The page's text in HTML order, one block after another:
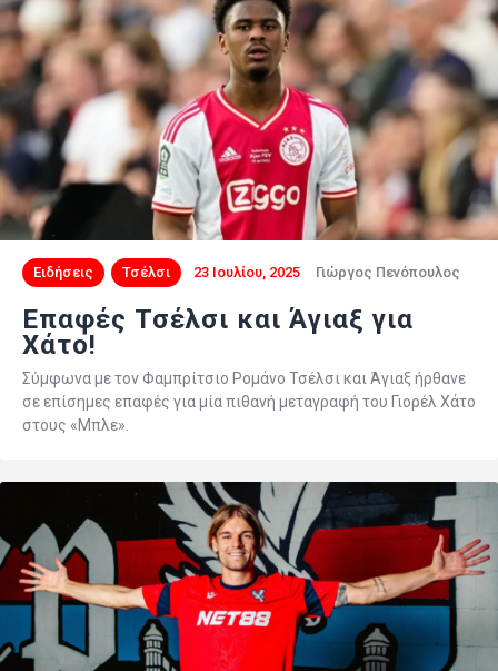
Ειδήσεις Τσέλσι 23 Ιουλίου, 2025 Γιώργος Πενόπουλος
Επαφές Τσέλσι και Άγιαξ για
Χάτο!
Σύμφωνα με τον Φαμπρίτσιο Ρομάνο Τσέλσι και Άγιαξ ήρθανε
σε επίσημες επαφές για μία πιθανή μεταγραφή του Γιορέλ Χάτο
στους «Μπλε».